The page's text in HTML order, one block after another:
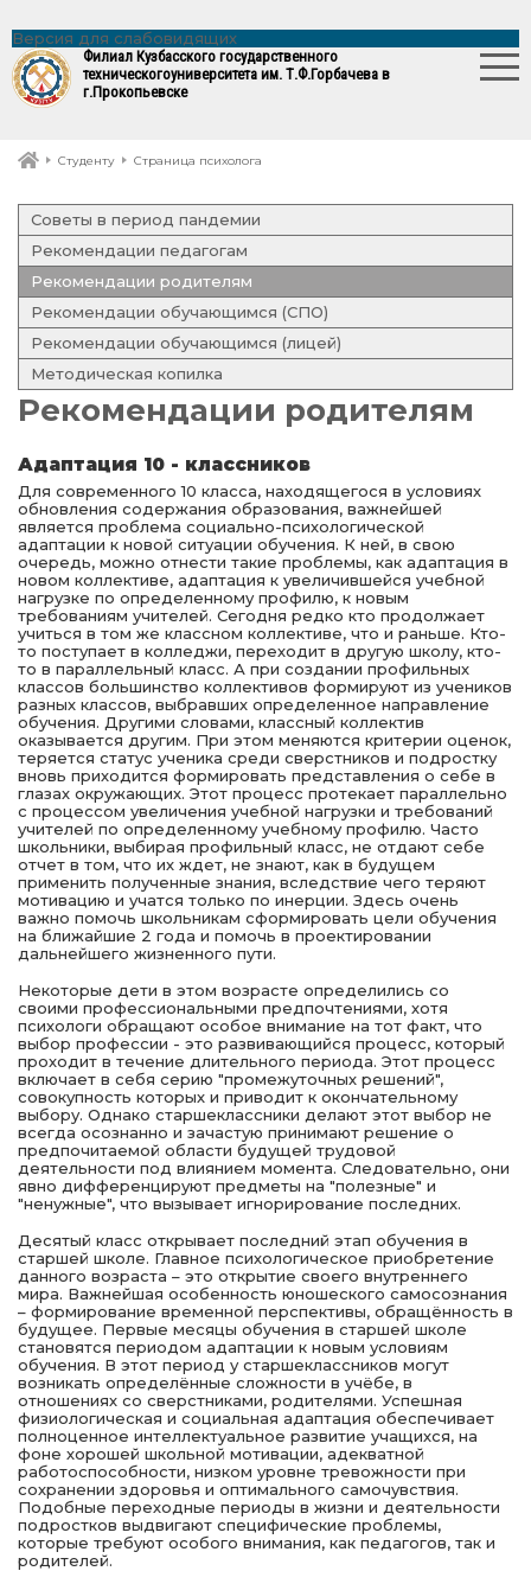
Версия для слабовидящих
Филиал Кузбасского государственного
техническогоуниверситета им. Т.Ф.Горбачева в
г.Прокопьевске
Студенту Страница психолога
Советы в период пандемии
Рекомендации педагогам
Рекомендации родителям
Рекомендации обучающимся (СПО)
Рекомендации обучающимся (лицей)
Методическая копилка
Рекомендации родителям
Адаптация 10 - классников
Для современного 10 класса, находящегося в условиях
обновления содержания образования, важнейшей
является проблема социально-психологической
адаптации к новой ситуации обучения. К ней, в свою
очередь, можно отнести такие проблемы, как адаптация в
новом коллективе, адаптация к увеличившейся учебной
нагрузке по определенному профилю, к новым
требованиям учителей. Сегодня редко кто продолжает
учиться в том же классном коллективе, что и раньше. Кто-
то поступает в колледжи, переходит в другую школу, кто-
то в параллельный класс. А при создании профильных
классов большинство коллективов формируют из учеников
разных классов, выбравших определенное направление
обучения. Другими словами, классный коллектив
оказывается другим. При этом меняются критерии оценок,
теряется статус ученика среди сверстников и подростку
вновь приходится формировать представления о себе в
глазах окружающих. Этот процесс протекает параллельно
с процессом увеличения учебной нагрузки и требований
учителей по определенному учебному профилю. Часто
школьники, выбирая профильный класс, не отдают себе
отчет в том, что их ждет, не знают, как в будущем
применить полученные знания, вследствие чего теряют
мотивацию и учатся только по инерции. Здесь очень
важно помочь школьникам сформировать цели обучения
на ближайшие 2 года и помочь в проектировании
дальнейшего жизненного пути.
Некоторые дети в этом возрасте определились со
своими профессиональными предпочтениями, хотя
психологи обращают особое внимание на тот факт, что
выбор профессии - это развивающийся процесс, который
проходит в течение длительного периода. Этот процесс
включает в себя серию "промежуточных решений",
совокупность которых и приводит к окончательному
выбору. Однако старшеклассники делают этот выбор не
всегда осознанно и зачастую принимают решение о
предпочитаемой области будущей трудовой
деятельности под влиянием момента. Следовательно, они
явно дифференцируют предметы на "полезные" и
"ненужные", что вызывает игнорирование последних.
Десятый класс открывает последний этап обучения в
старшей школе. Главное психологическое приобретение
данного возраста – это открытие своего внутреннего
мира. Важнейшая особенность юношеского самосознания
– формирование временной перспективы, обращённость в
будущее. Первые месяцы обучения в старшей школе
становятся периодом адаптации к новым условиям
обучения. В этот период у старшеклассников могут
возникать определённые сложности в учёбе, в
отношениях со сверстниками, родителями. Успешная
физиологическая и социальная адаптация обеспечивает
полноценное интеллектуальное развитие учащихся, на
фоне хорошей школьной мотивации, адекватной
работоспособности, низком уровне тревожности при
сохранении здоровья и оптимального самочувствия.
Подобные переходные периоды в жизни и деятельности
подростков выдвигают специфические проблемы,
которые требуют особого внимания, как педагогов, так и
родителей.